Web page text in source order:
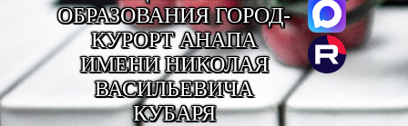
ОБРАЗОВАНИЯ ГОРОД-
КУРОРТ АНАПА
ИМЕНИ НИКОЛАЯ
ВАСИЛЬЕВИЧА
КУБАРЯ